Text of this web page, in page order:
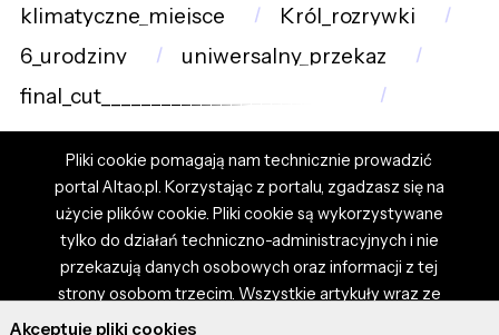
klimatyczne_miejsce
Król_rozrywki
6_urodziny
uniwersalny_przekaz
final_cut_________________________
Pliki cookie pomagają nam technicznie prowadzić
portal Altao.pl. Korzystając z portalu, zgadzasz się na
użycie plików cookie. Pliki cookie są wykorzystywane
tylko do działań techniczno-administracyjnych i nie
przekazują danych osobowych oraz informacji z tej
strony osobom trzecim. Wszystkie artykuły wraz ze
zdjęciami i materiałami dostępnymi na portalu są
Akceptuję pliki cookies